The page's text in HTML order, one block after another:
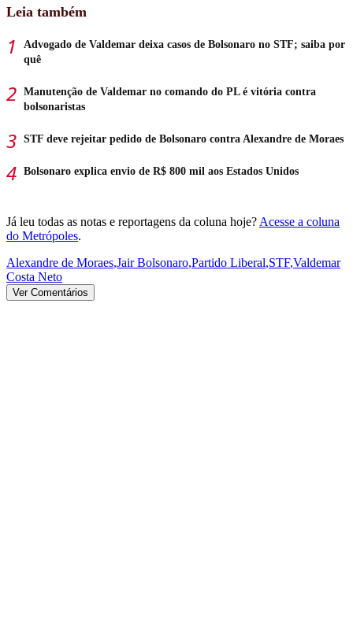
Leia também
Advogado de Valdemar deixa casos de Bolsonaro no STF; saiba por
quê
Manutenção de Valdemar no comando do PL é vitória contra
bolsonaristas
STF deve rejeitar pedido de Bolsonaro contra Alexandre de Moraes
Bolsonaro explica envio de R$ 800 mil aos Estados Unidos
Já leu todas as notas e reportagens da coluna hoje? Acesse a coluna
do Metrópoles.
Alexandre de Moraes,Jair Bolsonaro,Partido Liberal,STF,Valdemar
Costa Neto
Ver Comentários